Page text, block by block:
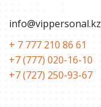
info@vippersonal.kz
+ 7 777 210 86 61
+7 (777) 020-16-10
+7 (727) 250-93-67